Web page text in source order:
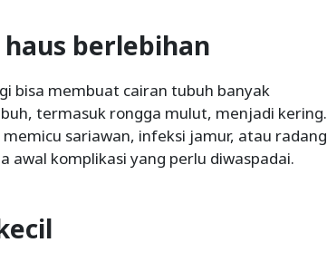
berlebihan
bisa membuat cairan tubuh banyak
termasuk rongga mulut, menjadi kering.
sariawan, infeksi jamur, atau radang
awal komplikasi yang perlu diwaspadai.